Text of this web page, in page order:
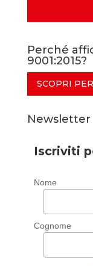
Perché
9001:2015?
SCOPRI
Newsletter
Iscriviti
Nome
Cognome